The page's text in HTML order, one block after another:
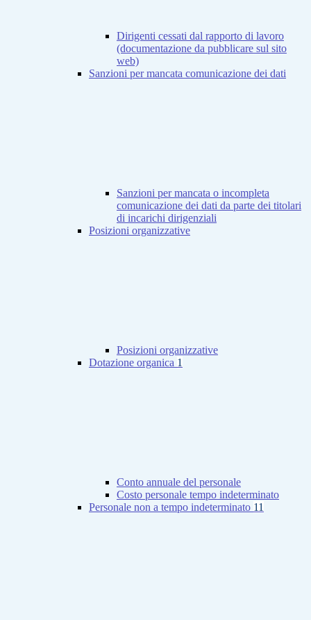
Dirigenti cessati dal rapporto di lavoro
(documentazione da pubblicare sul sito
web)
Sanzioni per mancata comunicazione dei dati
Sanzioni per mancata o incompleta
comunicazione dei dati da parte dei titolari
di incarichi dirigenziali
Posizioni organizzative
Posizioni organizzative
Dotazione organica 1
Conto annuale del personale
Costo personale tempo indeterminato
Personale non a tempo indeterminato 11